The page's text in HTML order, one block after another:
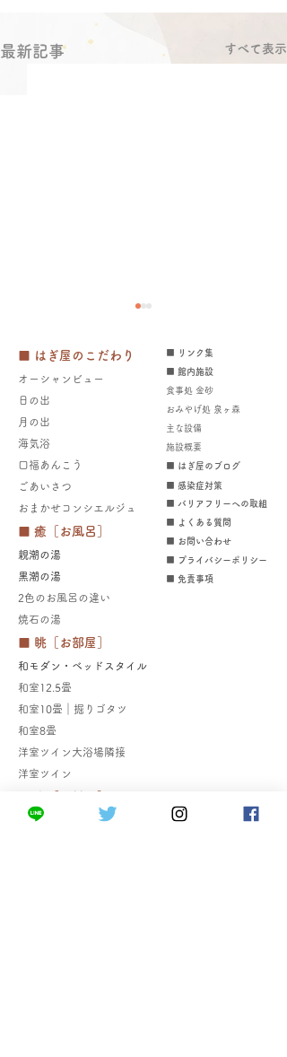
最新記事 すべて表示
2026年海水浴場開設中～
8/23（日）宿泊されるお
■ はぎ屋のこだわり
オーシャンビュー
日の出
月の出
​​海気浴
口福あんこう
​ごあいさつ
​​ おまかせコンシエルジュ
■ 癒［お風呂］
親潮の湯
​黒潮の湯
2色のお風呂の違い
焼石の湯
■ リンク集
■ 館内施設
食事処 金砂
おみやげ処 泉ヶ森
​主な設備
施設概要
■ はぎ屋のブログ
■ 感染症対策
■ バリアフリーへの取組
■ よくある質問
​​■ お問い合わせ
■ プライバシーポリシー
■ 免責事項
■ 眺［お部屋］
和モダン・ベッドスタイル
和室12.5畳
和室10畳｜掘りゴタツ
和室8畳
洋室ツイン大浴場隣接
洋室ツイン
海づくし